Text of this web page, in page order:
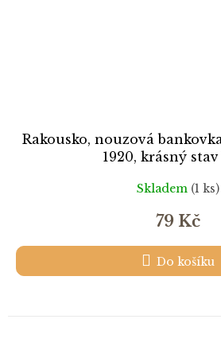
Rakousko, nouzová
1920, krásný
Skladem (1 ks)
79 Kč
Do košíku